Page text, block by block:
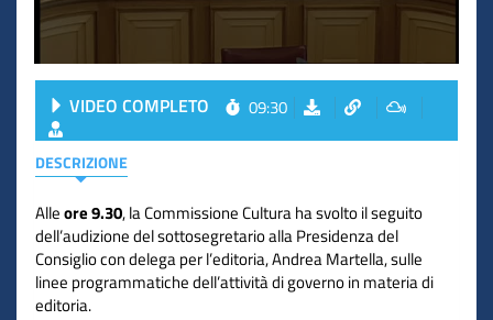
VIDEO COMPLETO 09:30
DESCRIZIONE
Alleore 9.30, la Commissione Cultura ha svolto il seguito
dell’audizione del sottosegretario alla Presidenza del
Consiglio con delega per l’editoria, Andrea Martella, sulle
linee programmatiche dell’attività di governo in materia di
editoria.